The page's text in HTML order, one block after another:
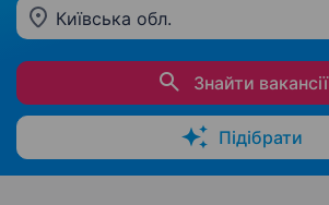
Київська обл.
Знайти вакансії
Підібрати